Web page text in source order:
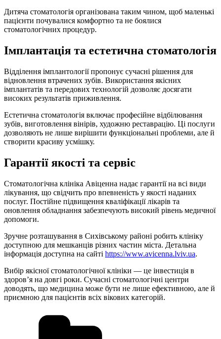
Дитяча стоматологія організована таким чином, щоб маленькі
пацієнти почувалися комфортно та не боялися
стоматологічних процедур.
Імплантація та естетична стоматологія
Відділення імплантології пропонує сучасні рішення для
відновлення втрачених зубів. Використання якісних
імплантатів та передових технологій дозволяє досягати
високих результатів приживлення.
Естетична стоматологія включає професійне відбілювання
зубів, виготовлення вінірів, художню реставрацію. Ці послуги
дозволяють не лише вирішити функціональні проблеми, але й
створити красиву усмішку.
Гарантії якості та сервіс
Стоматологічна клініка Авіценна надає гарантії на всі види
лікування, що свідчить про впевненість у якості наданих
послуг. Постійне підвищення кваліфікації лікарів та
оновлення обладнання забезпечують високий рівень медичної
допомоги.
Зручне розташування в Сихівському районі робить клініку
доступною для мешканців різних частин міста. Детальна
інформація доступна на сайті https://www.avicenna.lviv.ua.
Вибір якісної стоматологічної клініки — це інвестиція в
здоров’я на довгі роки. Сучасні стоматологічні центри
доводять, що медицина може бути не лише ефективною, але й
приємною для пацієнтів всіх вікових категорій.